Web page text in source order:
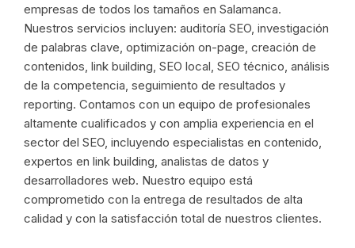
empresas de todos los tamaños en Salamanca.
Nuestros servicios incluyen: auditoría SEO, investigación
de palabras clave, optimización on-page, creación de
contenidos, link building, SEO local, SEO técnico, análisis
de la competencia, seguimiento de resultados y
reporting. Contamos con un equipo de profesionales
altamente cualificados y con amplia experiencia en el
sector del SEO, incluyendo especialistas en contenido,
expertos en link building, analistas de datos y
desarrolladores web. Nuestro equipo está
comprometido con la entrega de resultados de alta
calidad y con la satisfacción total de nuestros clientes.